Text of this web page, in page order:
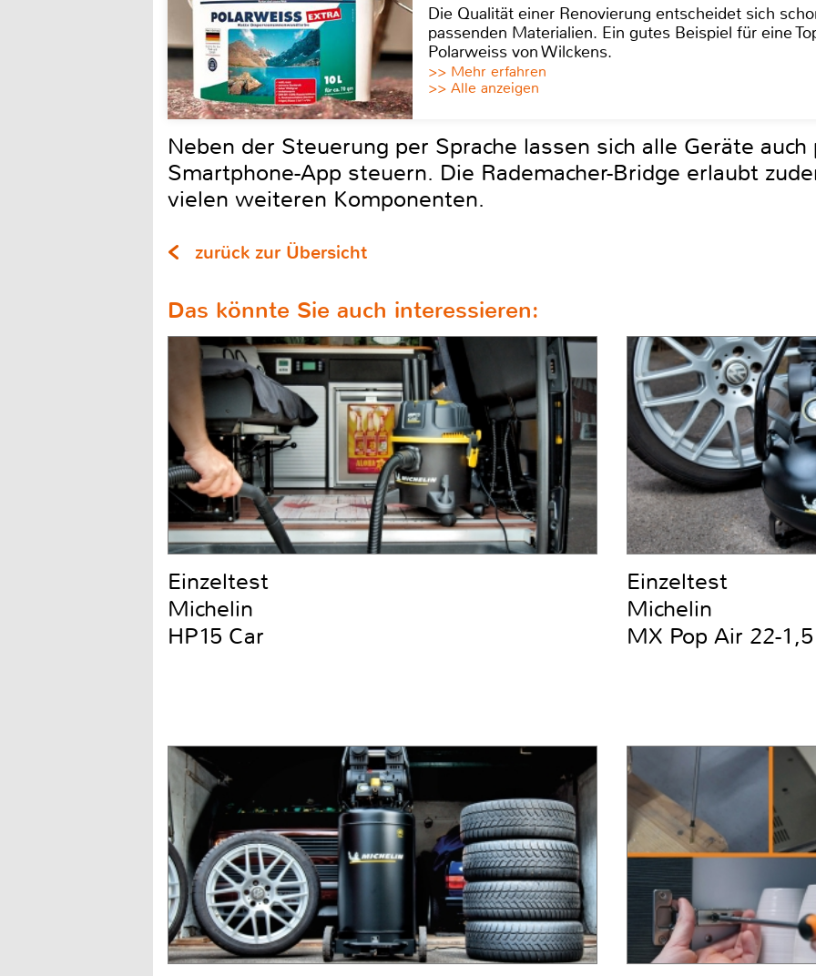
Die Qualität einer Renovierung entscheidet sich
passenden Materialien. Ein gutes Beispiel für eine
Polarweiss von Wilckens.
>> Mehr erfahren
>> Alle anzeigen
Neben der Steuerung per Sprache lassen sich alle Geräte
Smartphone-App steuern. Die Rademacher-Bridge erlaubt
vielen weiteren Komponenten.
zurück zur Übersicht
Das könnte Sie auch interessieren:
Einzeltest
Michelin
HP15 Car
Einzeltest
Michelin
MX Pop Air 22-